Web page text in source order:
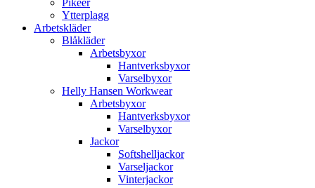
Pikéer
Ytterplagg
Arbetskläder
Blåkläder
Arbetsbyxor
Hantverksbyxor
Varselbyxor
Helly Hansen Workwear
Arbetsbyxor
Hantverksbyxor
Varselbyxor
Jackor
Softshelljackor
Varseljackor
Vinterjackor